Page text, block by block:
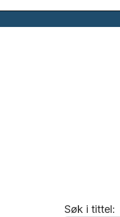
Søk i tittel: